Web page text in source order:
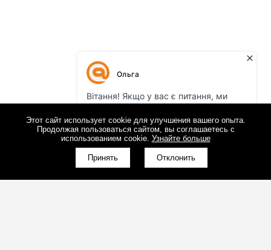
Этот сайт использует cookie для улучшения вашего опыта.
Продолжая пользоваться сайтом, вы соглашаетесь с
использованием cookie. Узнайте больше
Принять Отклонить